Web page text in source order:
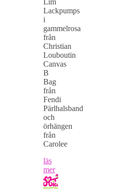
Lackpumps
i
gammelrosa
från
Christian
Louboutin
Canvas
B
Bag
från
Fendi
Pärlhalsband
och
örhängen
från
Carolee
läs
mer